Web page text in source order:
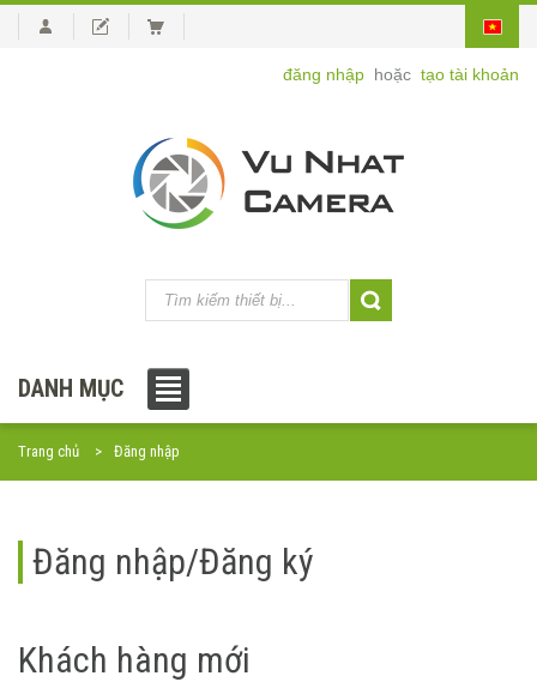
đăng nhập hoặc tạo tài khoản
DANH MỤC
Trang chủ Đăng nhập
Đăng nhập/Đăng ký
Khách hàng mới